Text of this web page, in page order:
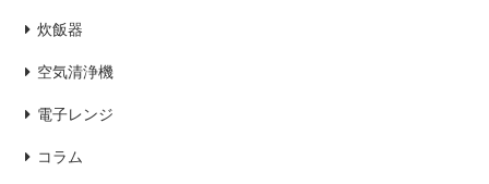
炊飯器
空気清浄機
電子レンジ
コラム